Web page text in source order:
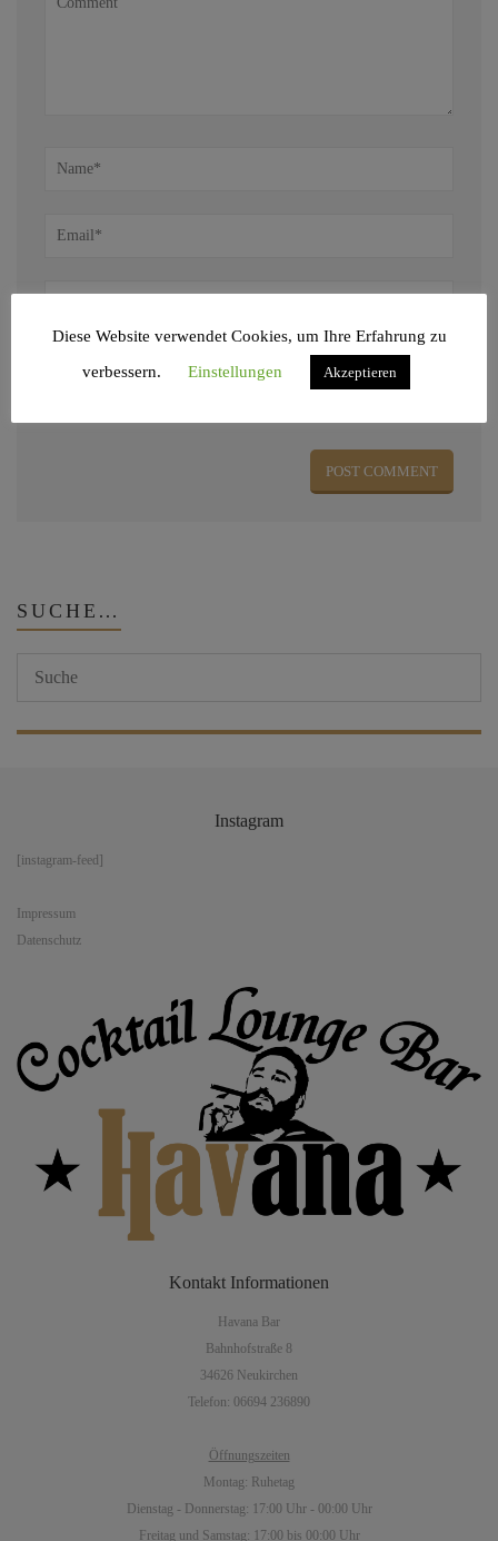
Name, E-Mail-Adresse und Website in diesem Browser für meinen nächsten
SUCHE…
Instagram
[instagram-feed]
Impressum
Datenschutz
Kontakt Informationen
Havana Bar
Bahnhofstraße 8
34626 Neukirchen
Telefon: 06694 236890
Öffnungszeiten
Montag: Ruhetag
Dienstag - Donnerstag: 17:00 Uhr - 00:00 Uhr
Freitag und Samstag: 17:00 bis 00:00 Uhr
Diese Website verwendet Cookies, um Ihre Erfahrung zu
verbessern.
Einstellungen Akzeptieren